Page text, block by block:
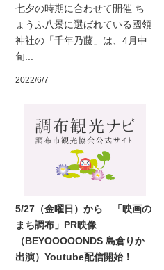
七夕の時期に合わせて開催 ち
ょうふ八景に選ばれている國領
神社の「千年乃藤」は、4月中
旬...
2022/6/7
5/27（金曜日）から 「映画の
まち調布」PR映像
（BEYOOOOONDS 島倉りか
出演）Youtube配信開始！